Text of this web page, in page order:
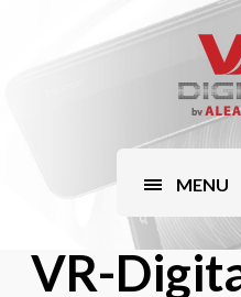
MENU
VR-